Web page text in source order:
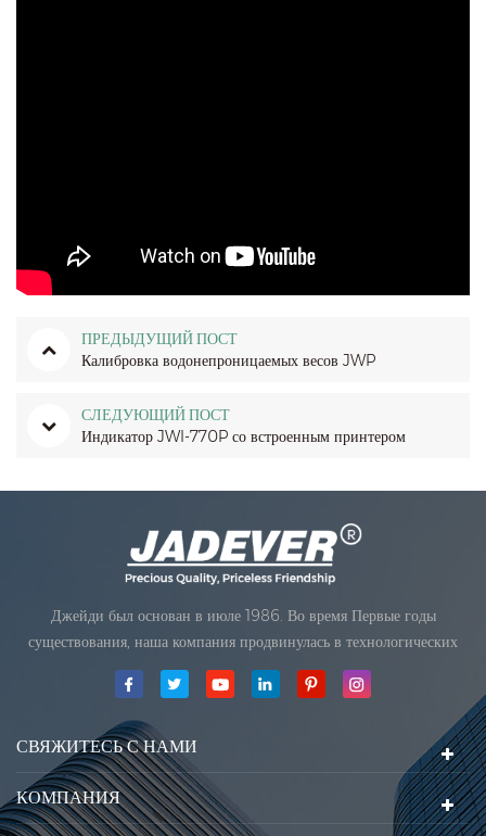
ПРЕДЫДУЩИЙ ПОСТ
Калибровка водонепроницаемых весов JWP
СЛЕДУЮЩИЙ ПОСТ
Индикатор JWI-770P со встроенным принтером
Джейди был основан в июле 1986. Во время Первые годы
существования, наша компания продвинулась в технологических
инновациях и разработка бизнеса план. В 1998 году наша компания
достигла главной цели качества, когда Первый из наших продуктов
получил одобрение Международной ор
СВЯЖИТЕСЬ С НАМИ
КОМПАНИЯ